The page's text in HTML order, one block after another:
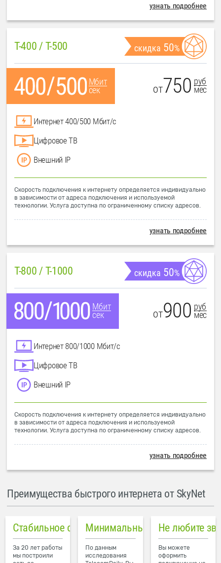
узнать подробнее
T-400 / T-500 скидка 50%
Мбит
сек
от750 руб
мес
Интернет 400/500 Мбит/с
Цифровое ТВ
Внешний IP
Скорость подключения к интернету определяется индивидуально
в зависимости от адреса подключения и используемой
технологии. Услуга доступна по ограниченному списку адресов.
узнать подробнее
T-800 / T-1000 скидка 50%
Мбит
сек
от900 руб
мес
Интернет 800/1000 Мбит/с
Цифровое ТВ
Внешний IP
Скорость подключения к интернету определяется индивидуально
в зависимости от адреса подключения и используемой
технологии. Услуга доступна по ограниченному списку адресов.
узнать подробнее
Преимущества быстрого интернета от SkyNet
Стабильное соединение
За 20 лет работы
мы построили
Минимальный пинг в городе
По данным
исследования
Не любите
Вы можете
оформить